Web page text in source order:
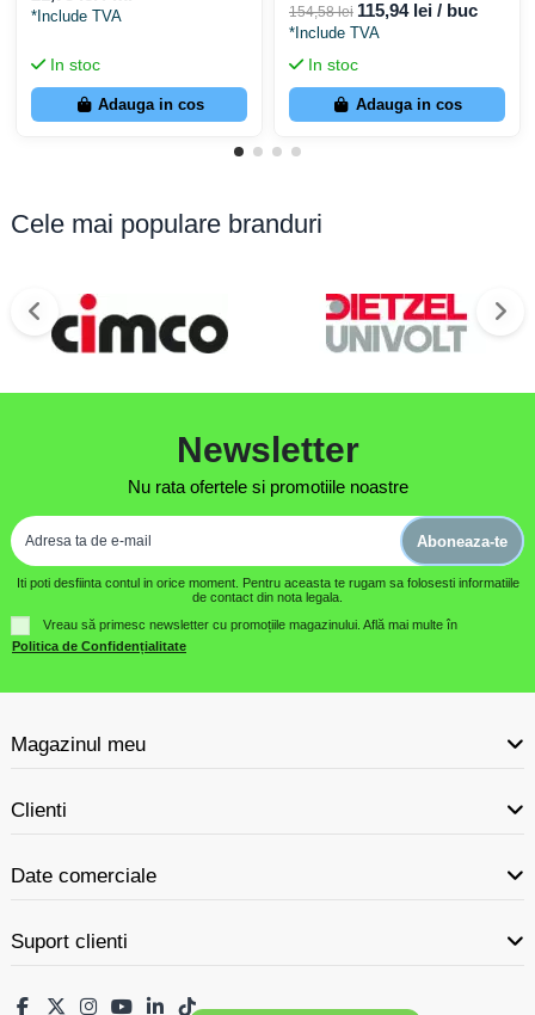
*Include TVA
In stoc
Adauga in cos
154,58 lei 115,94 lei / buc
*Include TVA
In stoc
Adauga in cos
Cele mai populare branduri
Newsletter
Nu rata ofertele si promotiile noastre
Aboneaza-te
Iti poti desfiinta contul in orice moment. Pentru aceasta te rugam sa folosesti informatiile
de contact din nota legala.
Vreau să primesc newsletter cu promoțiile magazinului. Află mai multe în
Politica de Confidențialitate
Magazinul meu
Clienti
Date comerciale
Suport clienti